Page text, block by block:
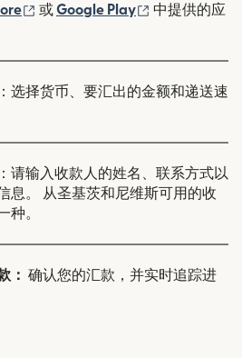
（在新窗口中打开）
或Google Play （在新窗口中
中提供的应
：选择货币、要汇出的金额和递送速
：请输入收款人的姓名、联系方式以
息。 从圣基茨和尼维斯可用的收
种。
： 确认您的汇款，并实时追踪进